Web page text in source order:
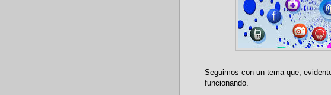
Seguimos con un tema que,
funcionando.